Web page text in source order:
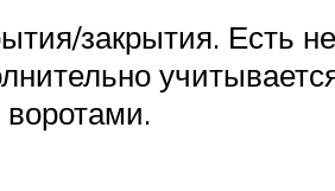
закрытия. Есть
воротами.